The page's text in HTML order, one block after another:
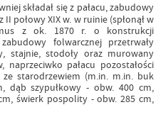
składał się z pałacu, zabudowy
połowy XIX w. w ruinie (spłonął w
z ok. 1870 r. o konstrukcji
folwarcznej przetrwały
stajnie, stodoły oraz murowany
naprzeciwko pałacu pozostałości
ze starodrzewiem (m.in. m.in. buk
dąb szypułkowy - obw. 400 cm,
świerk pospolity - obw. 285 cm,